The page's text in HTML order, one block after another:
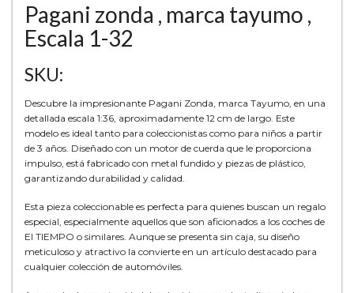
Pagani zonda , marca tayumo ,
Escala 1-32
SKU:
Descubre la impresionante Pagani Zonda, marca Tayumo, en una
detallada escala 1:36, aproximadamente 12 cm de largo. Este
modelo es ideal tanto para coleccionistas como para niños a partir
de 3 años. Diseñado con un motor de cuerda que le proporciona
impulso, está fabricado con metal fundido y piezas de plástico,
garantizando durabilidad y calidad.
Esta pieza coleccionable es perfecta para quienes buscan un regalo
especial, especialmente aquellos que son aficionados a los coches de
El TIEMPO o similares. Aunque se presenta sin caja, su diseño
meticuloso y atractivo la convierte en un artículo destacado para
cualquier colección de automóviles.